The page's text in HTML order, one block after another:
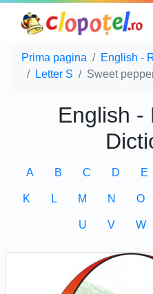
Prima pagina
English -
Letter S
Sweet
English -
A B C D E
K L M N O
U V W